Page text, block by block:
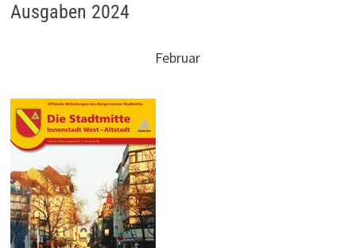
Ausgaben 2024
Februar